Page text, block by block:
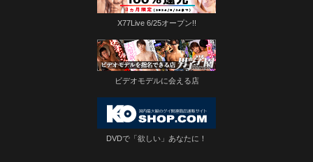
X77Live 6/25オープン!!
ビデオモデルに会える店
DVDで「欲しい」あなたに！